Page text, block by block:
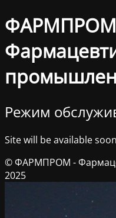
Режим
Site will be available
© ФАРМПРОМ -
2025